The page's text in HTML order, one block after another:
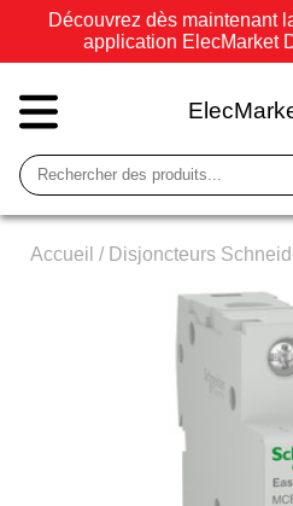
Découvrez dès maintenant
application ElecMarket
Accueil / Disjoncteurs